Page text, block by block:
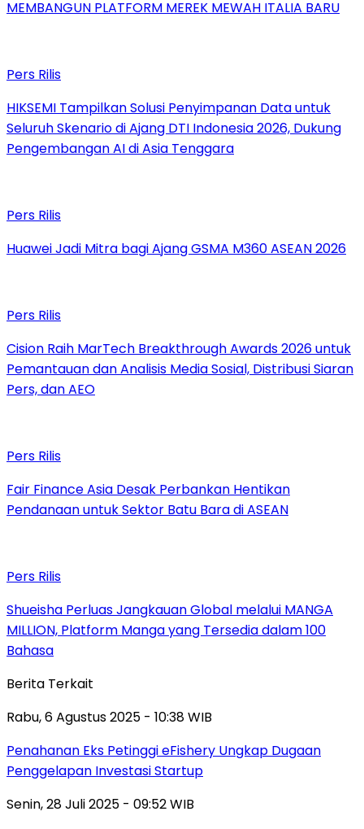
MEMBANGUN PLATFORM MEREK MEWAH ITALIA BARU
Pers Rilis
HIKSEMI Tampilkan Solusi Penyimpanan Data untuk
Seluruh Skenario di Ajang DTI Indonesia 2026, Dukung
Pengembangan AI di Asia Tenggara
Pers Rilis
Huawei Jadi Mitra bagi Ajang GSMA M360 ASEAN 2026
Pers Rilis
Cision Raih MarTech Breakthrough Awards 2026 untuk
Pemantauan dan Analisis Media Sosial, Distribusi Siaran
Pers, dan AEO
Pers Rilis
Fair Finance Asia Desak Perbankan Hentikan
Pendanaan untuk Sektor Batu Bara di ASEAN
Pers Rilis
Shueisha Perluas Jangkauan Global melalui MANGA
MILLION, Platform Manga yang Tersedia dalam 100
Bahasa
Berita Terkait
Rabu, 6 Agustus 2025 - 10:38 WIB
Penahanan Eks Petinggi eFishery Ungkap Dugaan
Penggelapan Investasi Startup
Senin, 28 Juli 2025 - 09:52 WIB